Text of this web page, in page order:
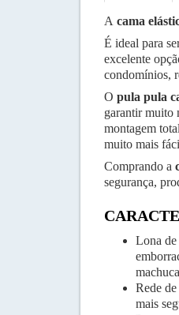
A cama
É ideal para
excelente
condomínios,
O pula pula
garantir muito
montagem
muito mais
Comprando a
segurança,
Lona de
Rede
mais